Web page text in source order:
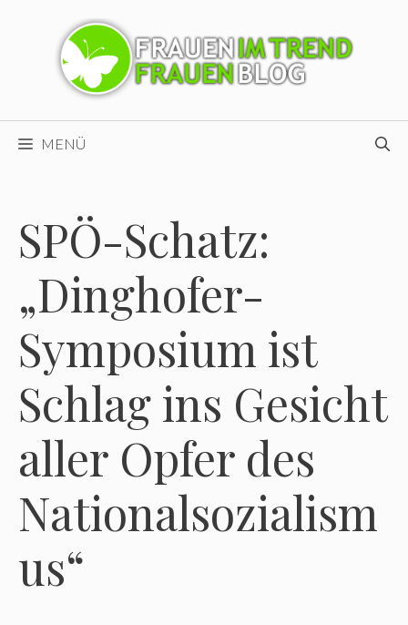
MENÜ
SPÖ-Schatz:
„Dinghofer-
Symposium ist
Schlag ins Gesicht
aller Opfer des
Nationalsozialism
us“